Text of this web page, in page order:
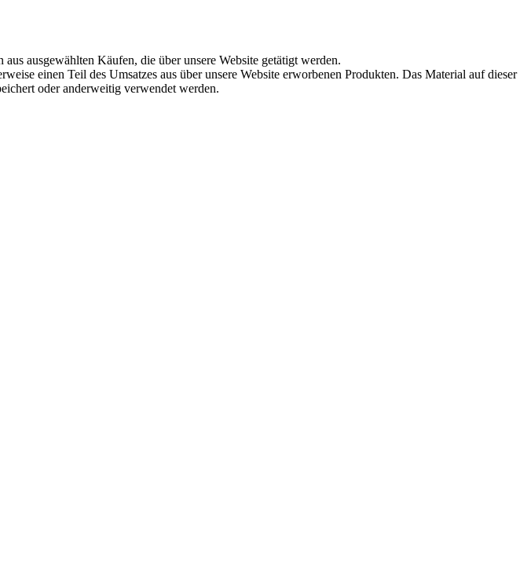
ausgewählten Käufen, die über unsere Website getätigt werden.
einen Teil des Umsatzes aus über unsere Website erworbenen Produkten. Das Material auf dieser
oder anderweitig verwendet werden.